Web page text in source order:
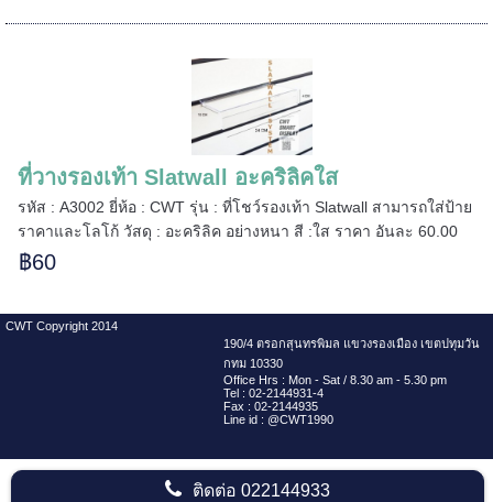
ที่วางรองเท้า Slatwall อะคริลิคใส
รหัส : A3002 ยี่ห้อ : CWT รุ่น : ที่โชว์รองเท้า Slatwall สามารถใส่ป้าย
ราคาและโลโก้ วัสดุ : อะคริลิค อย่างหนา สี :ใส ราคา อันละ 60.00
฿60
CWT Copyright 2014
190/4 ตรอกสุนทรพิมล แขวงรองเมือง เขตปทุมวัน
กทม 10330
Office Hrs : Mon - Sat / 8.30 am - 5.30 pm
Tel : 02-2144931-4
Fax : 02-2144935
Line id : @CWT1990
ติดต่อ 022144933